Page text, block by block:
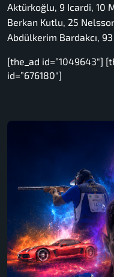
Aktürkoğlu, 9 Icardi, 10
Berkan Kutlu, 25
Abdülkerim Bardakcı, 93
[the_ad id=”1049643″]
id=”676180″]